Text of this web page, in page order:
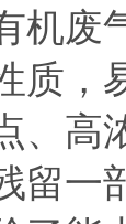
机废
质，
、高
留一